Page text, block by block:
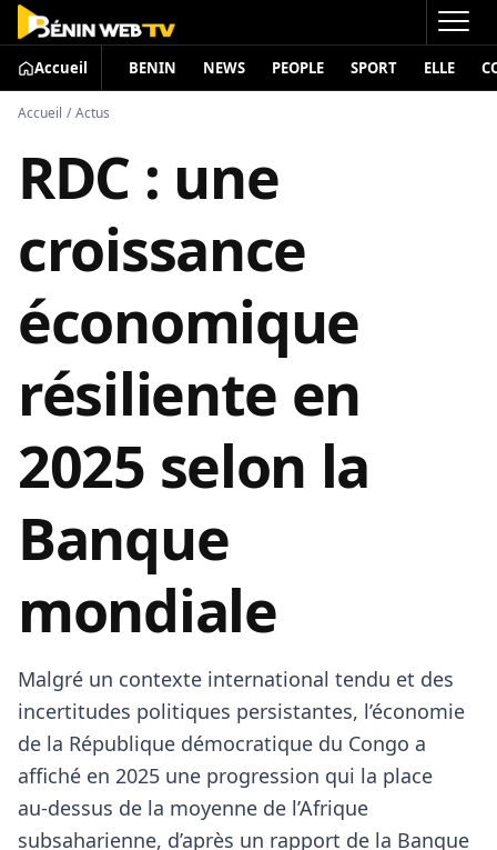
Accueil BENIN NEWS PEOPLE SPORT ELLE
Accueil / Actus
RDC : une
croissance
économique
résiliente en
2025 selon la
Banque
mondiale
Malgré un contexte international tendu et des
incertitudes politiques persistantes, l’économie
de la République démocratique du Congo a
affiché en 2025 une progression qui la place
au‑dessus de la moyenne de l’Afrique
subsaharienne, d’après un rapport de la Banque